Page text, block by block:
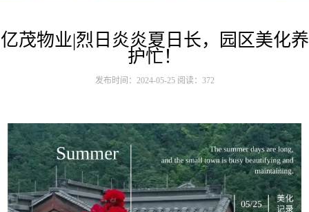
亿茂物业|烈日炎炎夏日长，园区美化养
护忙！
发布时间：2024-05-25 阅读：372